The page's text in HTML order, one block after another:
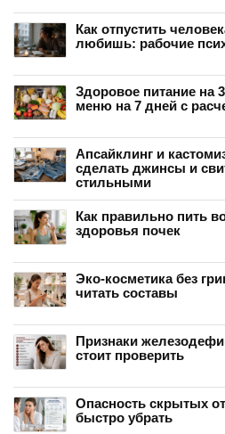
Как отпустить
любишь: рабочие
Здоровое питание на
меню на 7 дней с
Апсайклинг и
сделать джинсы и
стильными
Как правильно пить
здоровья почек
Эко-косметика без
читать составы
Признаки
стоит проверить
Опасность скрытых
быстро убрать